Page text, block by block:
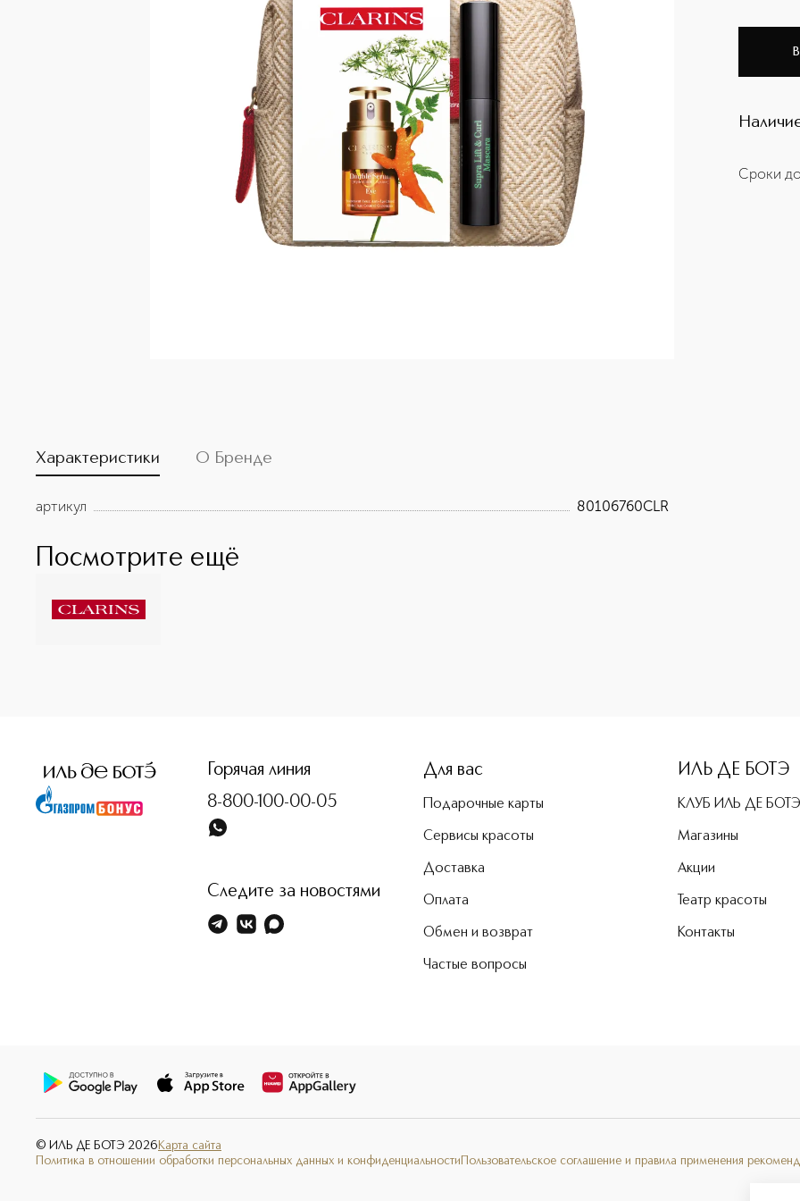
Сроки
Характеристики О Бренде
артикул 80106760CLR
Посмотрите ещё
Горячая линия
8-800-100-00-05
Следите за новостями
Для вас
Подарочные карты
Сервисы красоты
Доставка
Оплата
Обмен и возврат
Частые вопросы
ИЛЬ ДЕ БОТЭ
КЛУБ ИЛЬ ДЕ БОТЭ
Магазины
Акции
Театр красоты
Контакты
© ИЛЬ ДЕ БОТЭ 2026 Карта сайта
Политика в отношении обработки персональных данных и конфиденциальности Пользовательское соглашение и правила применения